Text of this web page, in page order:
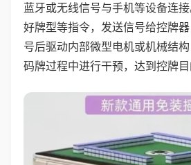
蓝牙或无线信号与手机等设备连
好牌型等指令，发送信号给控牌
号后驱动内部微型电机或机械结构
码牌过程中进行干预，达到控牌目